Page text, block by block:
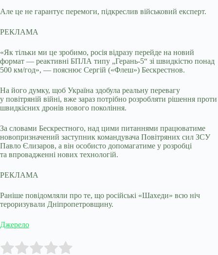
Але це не гарантує перемоги, підкреслив військовий експерт.
РЕКЛАМА
«Як тільки ми це зробимо, росія відразу перейде на новий
формат — реактивні БПЛА типу „Герань-5“ зі швидкістю понад
500 км/год», — пояснює Сергій («Флеш») Бескрестнов.
На його думку, щоб Україна здобула реальну перевагу
у повітряній війні, вже зараз потрібно розробляти рішення проти
швидкісних дронів нового покоління.
За словами Бескрестного, над цими питаннями працюватиме
новопризначений заступник командувача Повітряних сил ЗСУ
Павло Єлизаров, а він особисто допомагатиме у розробці
та впровадженні нових технологій.
РЕКЛАМА
Раніше повідомляли про те, що російські «Шахеди» всю ніч
тероризували Дніпропетровщину.
Джерело
Rate this item: